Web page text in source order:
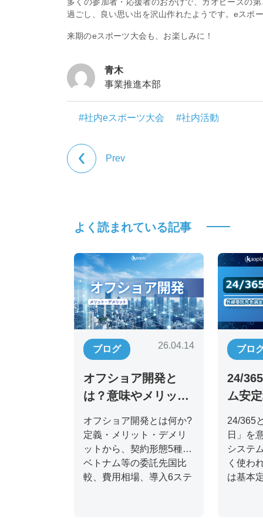
多くの参加者・応援者のおかげで、カオピーズの
過ごし、良い思い出を沢山作れたようです。eスポ
来期のeスポーツ大会も、お楽しみに！
青木
事業推進本部
#社内eスポーツ大会 #社内活動
Prev
よく読まれている記事
ブログ 26.04.14
オフショア開発と
は？意味やメリッ
ト、失敗しない進め
方を紹介
オフショア開発とは何か?
定義・メリット・デメリ
ットから、契約形態5種、
ベトナム等の委託先国比
較、費用相場、導入6ステ
ブロ
24/
ム安
解説
24/365
日」を
システ
く使わ
は基本